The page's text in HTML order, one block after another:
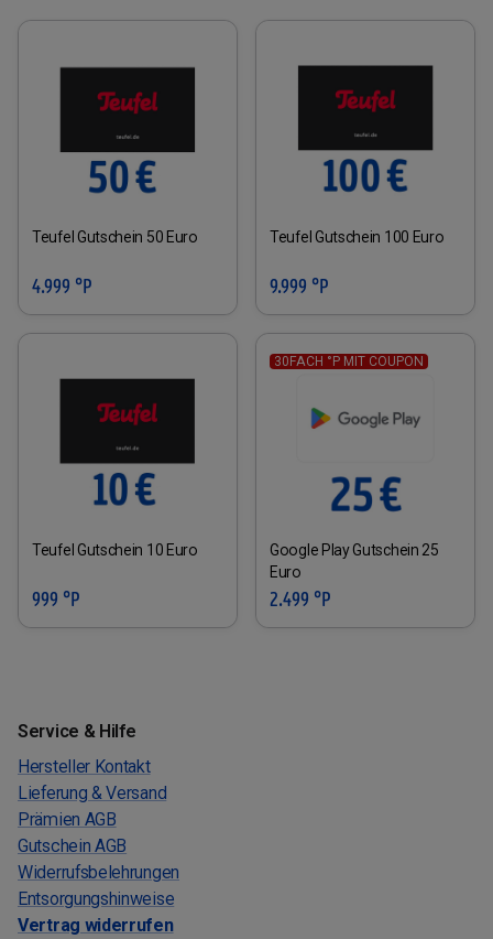
Teufel Gutschein 50 Euro
4.999 °P
Teufel Gutschein 100 Euro
9.999 °P
Teufel Gutschein 10 Euro
999 °P
30FACH °P MIT COUPON
Google Play Gutschein 25
Euro
2.499 °P
Service & Hilfe
Hersteller Kontakt
Lieferung & Versand
Prämien AGB
Gutschein AGB
Widerrufsbelehrungen
Entsorgungshinweise
Vertrag widerrufen